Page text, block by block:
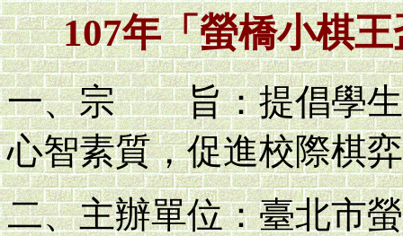
107年「螢橋小棋
一、宗 旨：提倡學生
心智素質，促進校際棋
二、主辦單位：臺北市